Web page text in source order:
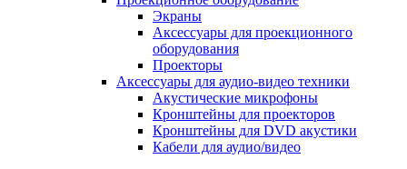
Экраны
Аксессуары для проекционного
оборудования
Проекторы
Аксессуары для аудио-видео техники
Акустические микрофоны
Кронштейны для проекторов
Кронштейны для DVD акустики
Кабели для аудио/видео